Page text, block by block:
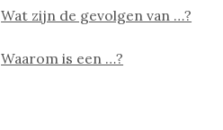
Wat zijn de gevolgen van …?
Waarom is een …?